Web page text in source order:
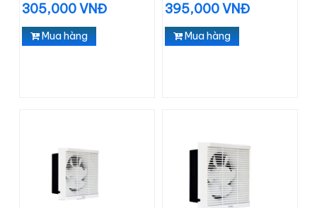
305,000 VNĐ
Mua hàng
395,000 VNĐ
Mua hàng